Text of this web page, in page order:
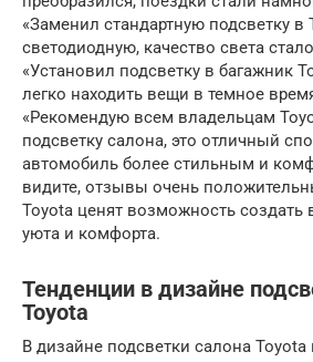
«Заменил стандартную подсветку в
светодиодную, качество света
«Установил подсветку в багажник
легко находить вещи в темное
«Рекомендую всем владельцам
подсветку салона, это отличный
автомобиль более стильным и
видите, отзывы очень
Toyota ценят возможность создать
уюта и комфорта.
Тенденции в дизайне
Toyota
В дизайне подсветки салона